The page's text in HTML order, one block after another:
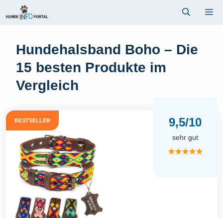
Inhalt
Hundehalsband Boho – Die
15 besten Produkte im
Vergleich
BESTSELLER 9,5/10
sehr gut
★★★★★